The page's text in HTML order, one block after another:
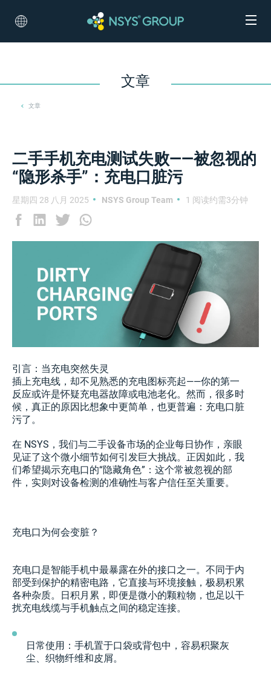
文章
文章
二手手机充电测试失败——被忽视的
“隐形杀手”：充电口脏污
星期四 28 八月 2025 NSYS Group Team 1 阅读约需3分钟
引言：当充电突然失灵
插上充电线，却不见熟悉的充电图标亮起——你的第一
反应或许是怀疑充电器故障或电池老化。然而，很多时
候，真正的原因比想象中更简单，也更普遍：充电口脏
污了。
在 NSYS，我们与二手设备市场的企业每日协作，亲眼
见证了这个微小细节如何引发巨大挑战。正因如此，我
们希望揭示充电口的“隐藏角色”：这个常被忽视的部
件，实则对设备检测的准确性与客户信任至关重要。
充电口为何会变脏？
充电口是智能手机中最暴露在外的接口之一。不同于内
部受到保护的精密电路，它直接与环境接触，极易积累
各种杂质。日积月累，即便是微小的颗粒物，也足以干
扰充电线缆与手机触点之间的稳定连接。
日常使用：手机置于口袋或背包中，容易积聚灰
尘、织物纤维和皮屑。